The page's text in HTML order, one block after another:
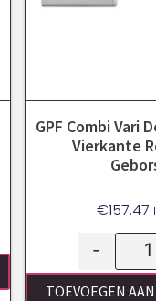
GPF Combi Vari
Vierkante
€157.47
-
TOEVOEGEN